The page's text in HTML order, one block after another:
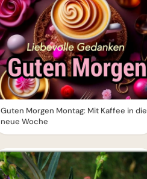
Guten Morgen Montag: Mit Kaffee in die
neue Woche